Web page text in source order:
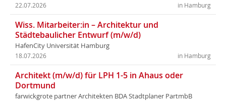
in Hamburg
22.07.2026
Wiss. Mitarbeiter:in – Architektur und
Städtebaulicher Entwurf (m/w/d)
HafenCity Universität Hamburg
in Hamburg
18.07.2026
Architekt (m/w/d) für LPH 1-5 in Ahaus oder
Dortmund
farwickgrote partner Architekten BDA Stadtplaner PartmbB